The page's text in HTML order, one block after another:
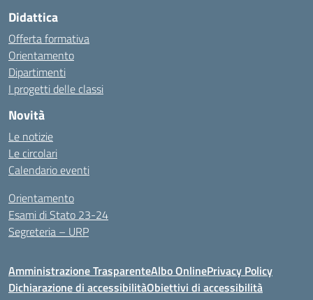
Didattica
Offerta formativa
Orientamento
Dipartimenti
I progetti delle classi
Novità
Le notizie
Le circolari
Calendario eventi
Orientamento
Esami di Stato 23-24
Segreteria – URP
Amministrazione TrasparenteAlbo OnlinePrivacy Policy
Dichiarazione di accessibilitàObiettivi di accessibilità